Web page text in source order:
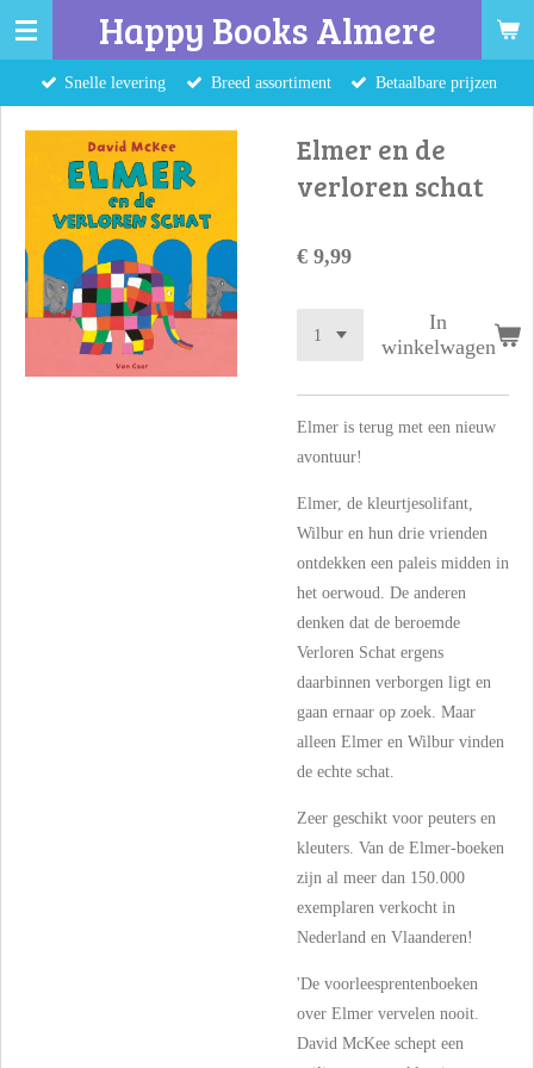
Ga
naar
hoofdinhoud
Happy Books Almere
Snelle levering Breed assortiment Betaalbare prijzen
Elmer en de
verloren schat
€ 9,99
In
winkelwagen
Elmer is terug met een nieuw
avontuur!
Elmer, de kleurtjesolifant,
Wilbur en hun drie vrienden
ontdekken een paleis midden in
het oerwoud. De anderen
denken dat de beroemde
Verloren Schat ergens
daarbinnen verborgen ligt en
gaan ernaar op zoek. Maar
alleen Elmer en Wilbur vinden
de echte schat.
Zeer geschikt voor peuters en
kleuters. Van de Elmer-boeken
zijn al meer dan 150.000
exemplaren verkocht in
Nederland en Vlaanderen!
'De voorleesprentenboeken
over Elmer vervelen nooit.
David McKee schept een